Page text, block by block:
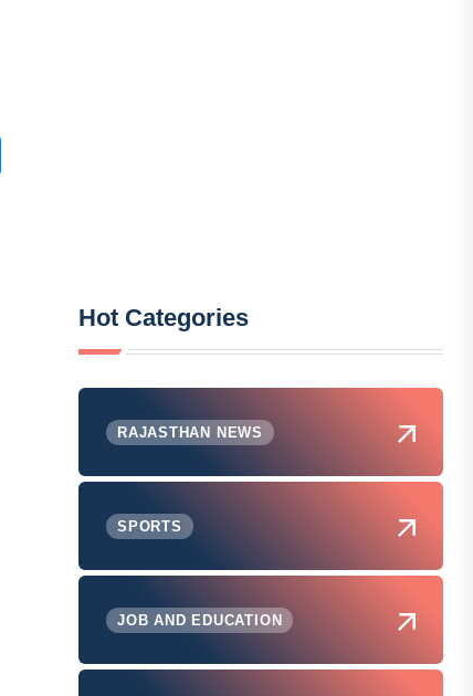
Hot Categories
RAJASTHAN NEWS
SPORTS
JOB AND EDUCATION